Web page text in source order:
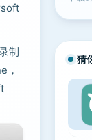
制
，
猜